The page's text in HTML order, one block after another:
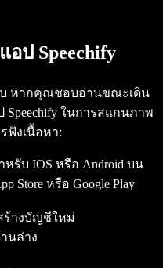
ป Speechify
บ หากคุณชอบอ่านขณะเดิน
ในการสแกนภาพ
ฟังเนื้อหา:
หรับ IOS หรือ Android บน
หรือ Google Play
ร้างบัญชีใหม่
นล่าง